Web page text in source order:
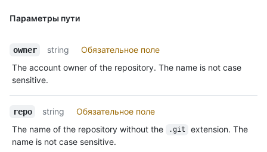
Параметры пути
owner string
Обязательное поле
The account owner of the repository. The name is not case
sensitive.
repo string
Обязательное поле
The name of the repository without the
.git
extension. The
name is not case sensitive.